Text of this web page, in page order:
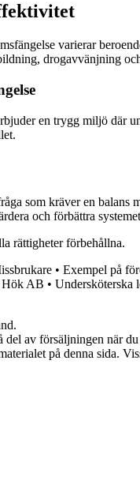
varierar
drogavvänjning
en trygg miljö där
som kräver en
och förbättra
rättigheter förbehållna.
• Exempel på
Hök AB • Undersköterska
av försäljningen när
på denna sida.